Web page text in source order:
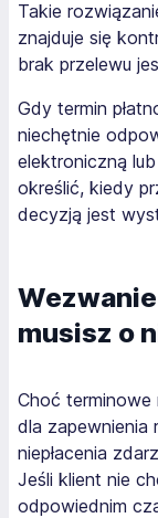
Takie
znajduje się
brak przelewu
Gdy termin
niechętnie
elektroniczną
określić, kiedy
decyzją jest
Wezwanie
musisz o
Choć terminowe
dla zapewnienia
niepłacenia
Jeśli klient nie
odpowiednim